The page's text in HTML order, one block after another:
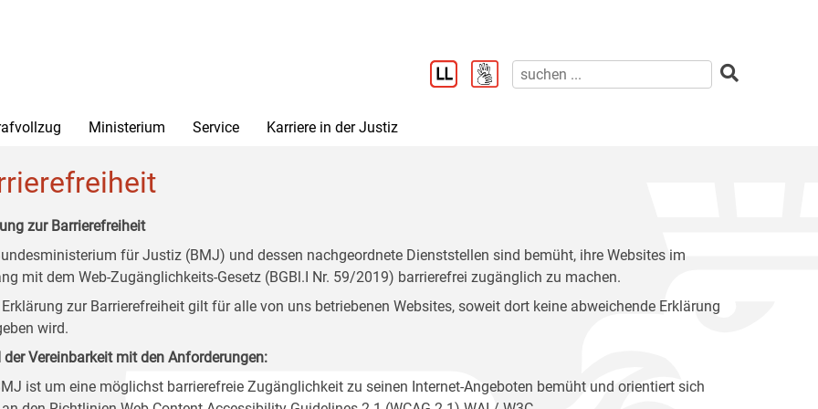
Ministerium Service Karriere in der Justiz
zur Barrierefreiheit
für Justiz (BMJ) und dessen nachgeordnete Dienststellen sind bemüht, ihre Websites im
mit dem Web-Zugänglichkeits-Gesetz (BGBl.I Nr. 59/2019) barrierefrei zugänglich zu machen.
Erklärung zur Barrierefreiheit gilt für alle von uns betriebenen Websites, soweit dort keine abweichende Erklärung
wird.
der Vereinbarkeit mit den Anforderungen:
ist um eine möglichst barrierefreie Zugänglichkeit zu seinen Internet-Angeboten bemüht und orientiert sich